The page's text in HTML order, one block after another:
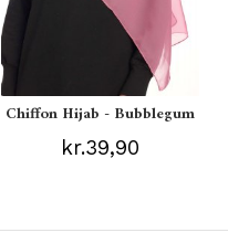
Chiffon Hijab - Bubblegum
kr.39,90